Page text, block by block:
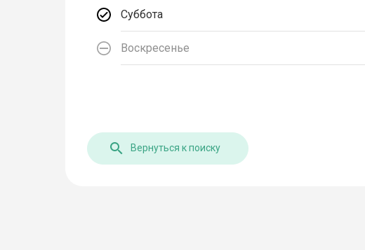
Суббота
Воскресенье
Вернуться к поиску